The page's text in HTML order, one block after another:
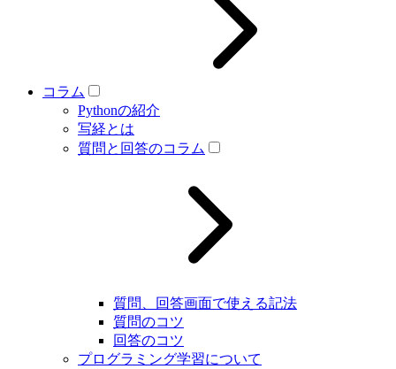
コラム
Pythonの紹介
写経とは
質問と回答のコラム
質問、回答画面で使える記法
質問のコツ
回答のコツ
プログラミング学習について